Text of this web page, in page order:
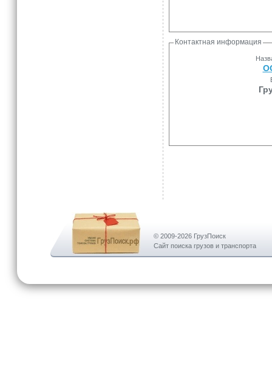
Контактная информация
© 2009-2026 ГрузПоиск
Сайт поиска грузов и транспорта